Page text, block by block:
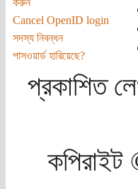
Cancel OpenID login
সদস্য নিবন্ধন
পাসওয়ার্ড হারিয়েছে?
প্রকাশিত